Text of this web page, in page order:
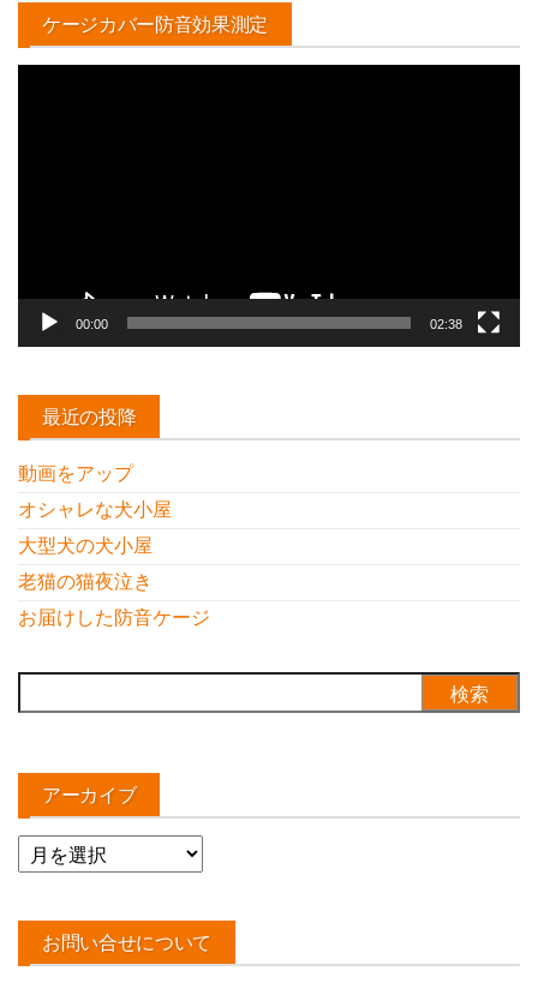
ケージカバー防音効果測定
00:00 02:38
最近の投降
動画をアップ
オシャレな犬小屋
大型犬の犬小屋
老猫の猫夜泣き
お届けした防音ケージ
索:
アーカイブ
ア
ー
イ
お問い合せについて